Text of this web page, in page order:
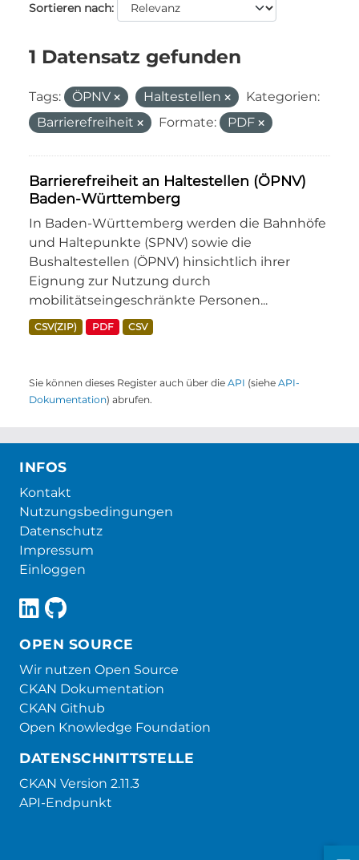
Sortieren nach
1 Datensatz gefunden
Tags: ÖPNV Haltestellen
Kategorien:
Barrierefreiheit
Formate: PDF
Barrierefreiheit an Haltestellen (ÖPNV)
Baden-Württemberg
In Baden-Württemberg werden die Bahnhöfe
und Haltepunkte (SPNV) sowie die
Bushaltestellen (ÖPNV) hinsichtlich ihrer
Eignung zur Nutzung durch
mobilitätseingeschränkte Personen...
CSV(ZIP) PDF CSV
Sie können dieses Register auch über die API (siehe API-
Dokumentation) abrufen.
INFOS
Kontakt
Nutzungsbedingungen
Datenschutz
Impressum
Einloggen
OPEN SOURCE
Wir nutzen Open Source
CKAN Dokumentation
CKAN Github
Open Knowledge Foundation
DATENSCHNITTSTELLE
CKAN Version 2.11.3
API-Endpunkt